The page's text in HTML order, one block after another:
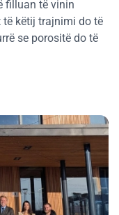
filluan të vinin
të këtij trajnimi do të
se porositë do të